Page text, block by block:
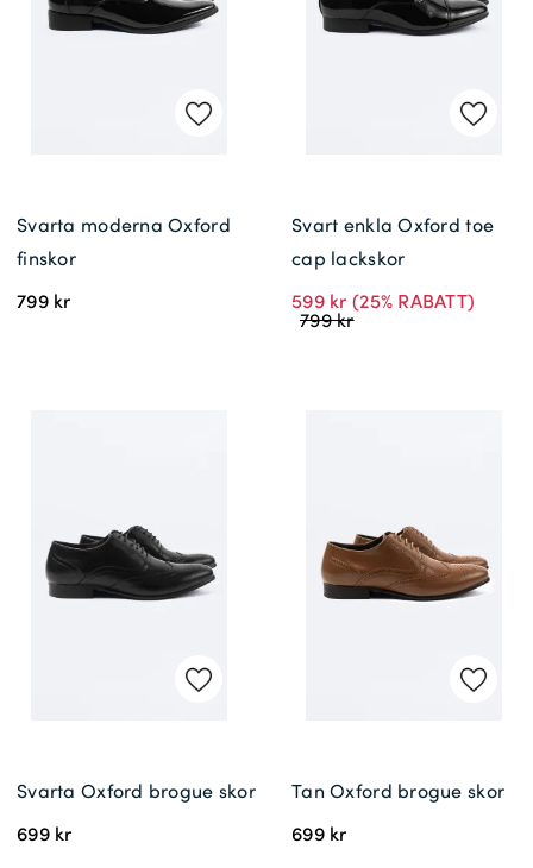
Svarta moderna Oxford
finskor
799 kr
Svart enkla Oxford toe
cap lackskor
599 kr (25% RABATT)
799 kr
Svarta Oxford brogue skor
699 kr
Tan Oxford brogue skor
699 kr